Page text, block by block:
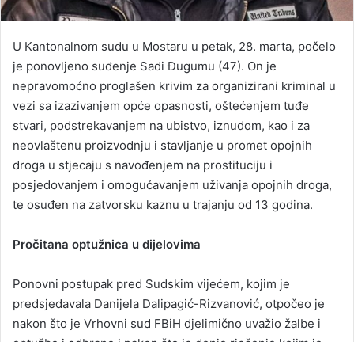
U Kantonalnom sudu u Mostaru u petak, 28. marta, počelo
je ponovljeno suđenje Sadi Đugumu (47). On je
nepravomoćno proglašen krivim za organizirani kriminal u
vezi sa izazivanjem opće opasnosti, oštećenjem tuđe
stvari, podstrekavanjem na ubistvo, iznudom, kao i za
neovlaštenu proizvodnju i stavljanje u promet opojnih
droga u stjecaju s navođenjem na prostituciju i
posjedovanjem i omogućavanjem uživanja opojnih droga,
te osuđen na zatvorsku kaznu u trajanju od 13 godina.
Pročitana optužnica u dijelovima
Ponovni postupak pred Sudskim vijećem, kojim je
predsjedavala Danijela Dalipagić-Rizvanović, otpočeo je
nakon što je Vrhovni sud FBiH djelimično uvažio žalbe i